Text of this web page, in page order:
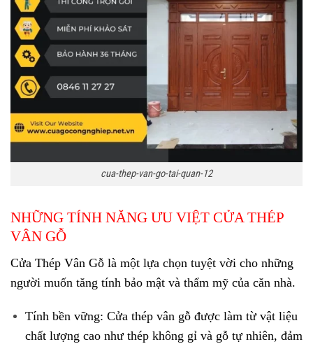
cua-thep-van-go-tai-quan-12
NHỮNG TÍNH NĂNG ƯU VIỆT CỬA THÉP
VÂN GỖ
Cửa Thép Vân Gỗ là một lựa chọn tuyệt vời cho những
người muốn tăng tính bảo mật và thẩm mỹ của căn nhà.
Tính bền vững: Cửa thép vân gỗ được làm từ vật liệu
chất lượng cao như thép không gỉ và gỗ tự nhiên, đảm